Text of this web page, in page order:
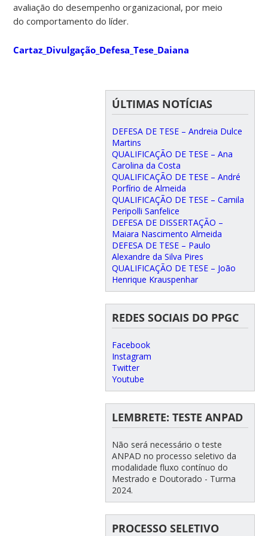
avaliação do desempenho organizacional, por meio
do comportamento do líder.
Cartaz_Divulgação_Defesa_Tese_Daiana
ÚLTIMAS NOTÍCIAS
DEFESA DE TESE – Andreia Dulce
Martins
QUALIFICAÇÃO DE TESE – Ana
Carolina da Costa
QUALIFICAÇÃO DE TESE – André
Porfírio de Almeida
QUALIFICAÇÃO DE TESE – Camila
Peripolli Sanfelice
DEFESA DE DISSERTAÇÃO –
Maiara Nascimento Almeida
DEFESA DE TESE – Paulo
Alexandre da Silva Pires
QUALIFICAÇÃO DE TESE – João
Henrique Krauspenhar
REDES SOCIAIS DO PPGC
Facebook
Instagram
Twitter
Youtube
LEMBRETE: TESTE ANPAD
Não será necessário o teste
ANPAD no processo seletivo da
modalidade fluxo contínuo do
Mestrado e Doutorado - Turma
2024.
PROCESSO SELETIVO